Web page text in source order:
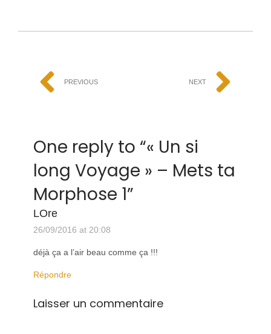
PREVIOUS NEXT
One reply to “« Un si
long Voyage » – Mets ta
Morphose 1”
LOre
26/09/2016 at 20:08
déjà ça a l’air beau comme ça !!!
Répondre
Laisser un commentaire